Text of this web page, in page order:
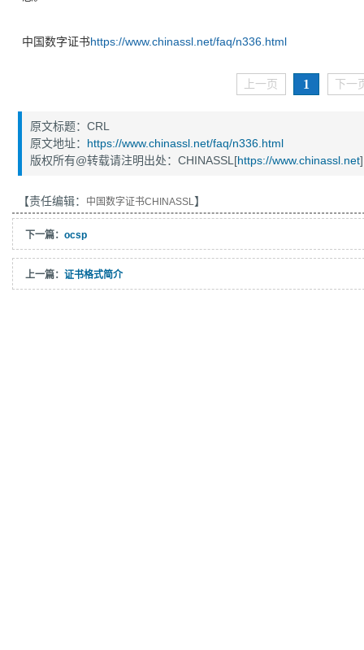
中国数字证书https://www.chinassl.net/faq/n336.html
上一页 1 下一
原文标题：CRL
原文地址： https://www.chinassl.net/faq/n336.html
版权所有@转载请注明出处：CHINASSL[https://www.chinassl.net]
【责任编辑： 中国数字证书CHINASSL】
下一篇： ocsp
上一篇： 证书格式简介